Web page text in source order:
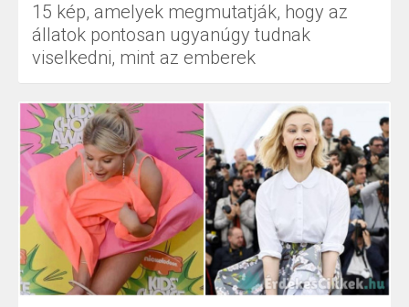
15 kép, amelyek megmutatják, hogy az
állatok pontosan ugyanúgy tudnak
viselkedni, mint az emberek